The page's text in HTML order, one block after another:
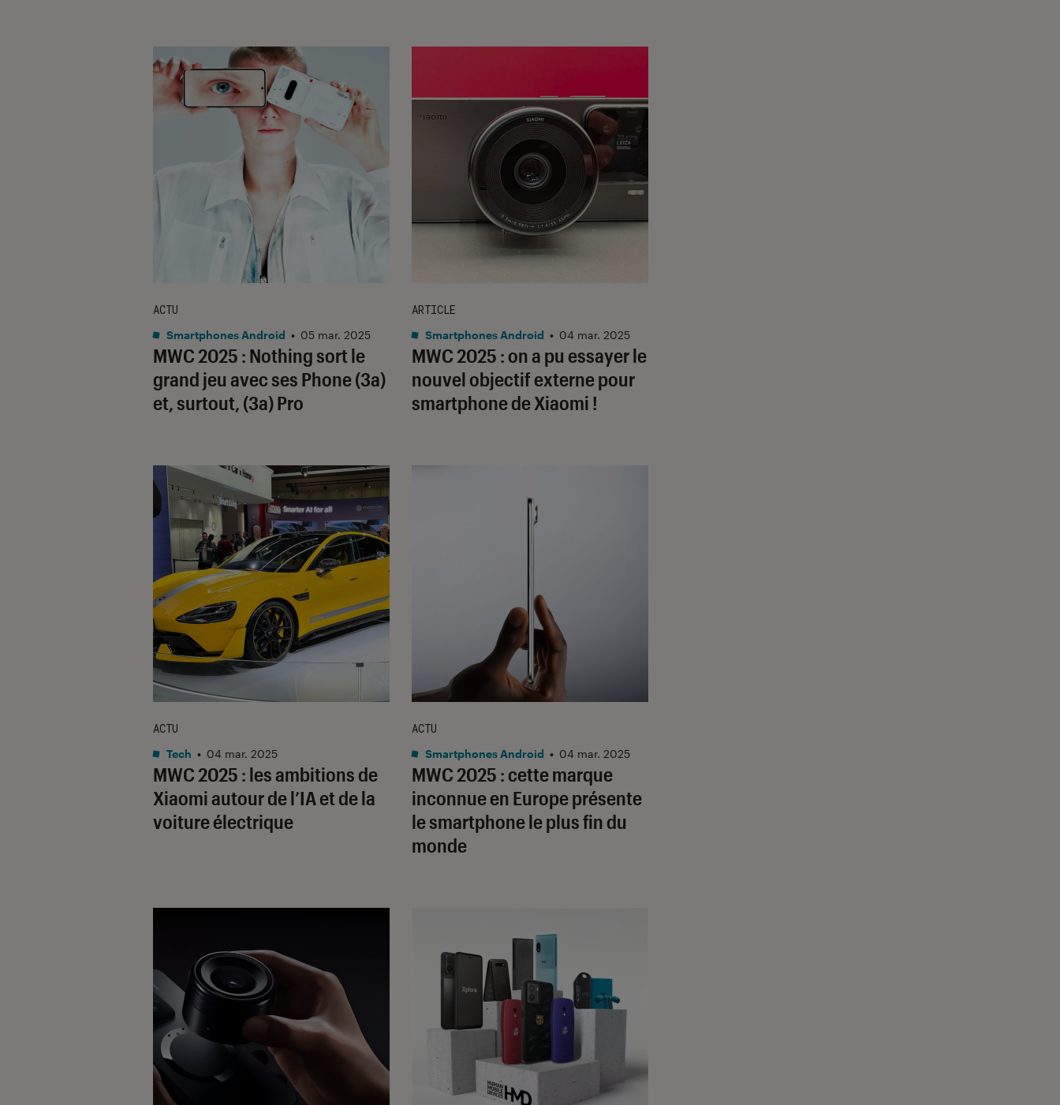
MWC 2025 : Nothing sort le
grand jeu avec ses Phone (3a)
et, surtout, (3a) Pro
ACTU
Smartphones Android • 05 mar. 2025
MWC 2025 : on a pu essayer le
nouvel objectif externe pour
smartphone de Xiaomi !
ARTICLE
Smartphones Android • 04 mar. 2025
MWC 2025 : les ambitions de
Xiaomi autour de l’IA et de la
voiture électrique
ACTU
Tech • 04 mar. 2025
MWC 2025 : cette marque
inconnue en Europe présente
le smartphone le plus fin du
monde
ACTU
Smartphones Android • 04 mar. 2025